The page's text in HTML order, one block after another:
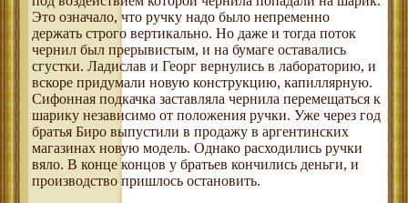
Это означало, что ручку надо было непременно
держать строго вертикально. Но даже и тогда поток
чернил был прерывистым, и на бумаге оставались
сгустки. Ладислав и Георг вернулись в лабораторию, и
вскоре придумали новую конструкцию, капиллярную.
Сифонная подкачка заставляла чернила перемещаться к
шарику независимо от положения ручки. Уже через год
братья Биро выпустили в продажу в аргентинских
магазинах новую модель. Однако расходились ручки
вяло. В конце концов у братьев кончились деньги, и
производство пришлось остановить.